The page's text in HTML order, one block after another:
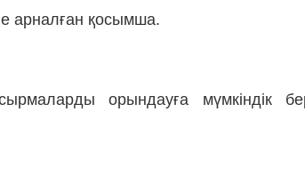
арналған қосымша.
орындауға мүмкіндік